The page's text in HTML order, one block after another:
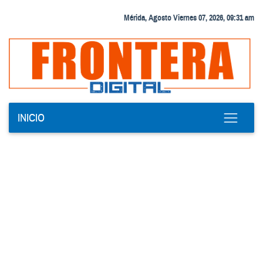
Mérida, Agosto Viernes 07, 2026, 09:31 am
INICIO